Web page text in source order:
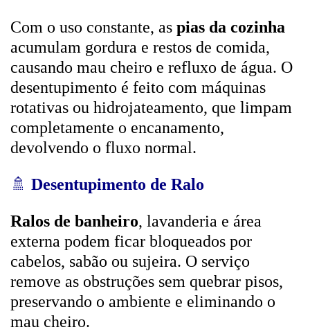
Com o uso constante, as pias da cozinha
acumulam gordura e restos de comida,
causando mau cheiro e refluxo de água. O
desentupimento é feito com máquinas
rotativas ou hidrojateamento, que limpam
completamente o encanamento,
devolvendo o fluxo normal.
🚿 Desentupimento de Ralo
Ralos de banheiro, lavanderia e área
externa podem ficar bloqueados por
cabelos, sabão ou sujeira. O serviço
remove as obstruções sem quebrar pisos,
preservando o ambiente e eliminando o
mau cheiro.